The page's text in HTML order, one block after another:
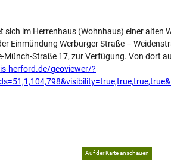
sich im Herrenhaus (Wohnhaus) einer
Einmündung Werburger Straße –
Münch-Straße 17, zur Verfügung. Von dort
herford.de/geoviewer/?
Auf der Karte anschauen